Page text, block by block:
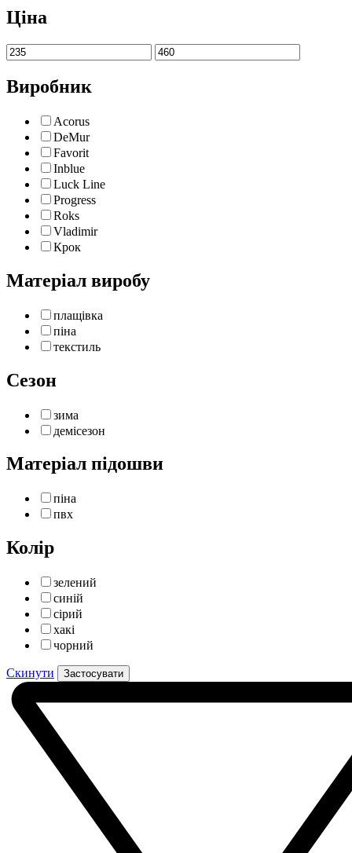
Ціна
Виробник
Acorus
DeMur
Favorit
Inblue
Luck Line
Progress
Roks
Vladimir
Крок
Матеріал виробу
плащівка
піна
текстиль
Сезон
зима
демісезон
Матеріал підошви
піна
пвх
Колір
зелений
синій
сірий
хакі
чорний
Скинути Застосувати